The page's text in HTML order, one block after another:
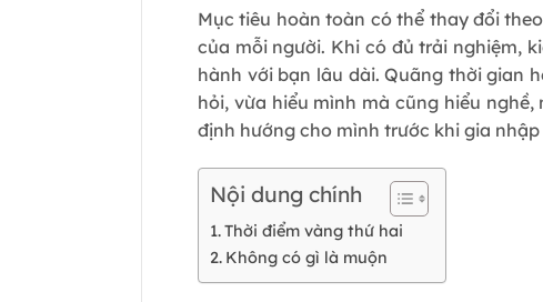
Mục tiêu hoàn toàn có thể thay đổi
của mỗi người. Khi có đủ trải nghiệm,
hành với bạn lâu dài. Quãng thời gian
hỏi, vừa hiểu mình mà cũng hiểu
định hướng cho mình trước khi gia
Nội dung chính
Thời điểm vàng thứ hai
Không có gì là muộn